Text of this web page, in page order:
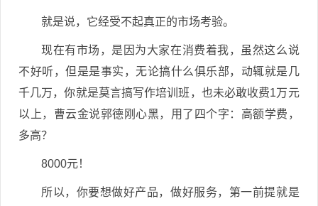
就是说，它经受不起真正的市场考验。
现在有市场，是因为大家在消费着我，虽然这么说
不好听，但是是事实，无论搞什么俱乐部，动辄就是几
千几万，你就是莫言搞写作培训班，也未必敢收费1万元
以上，曹云金说郭德刚心黑，用了四个字：高额学费，
多高？
8000元！
所以，你要想做好产品，做好服务，第一前提就是